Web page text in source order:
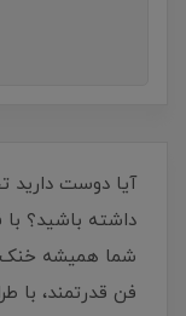
شما همیشه خنک
فن قدرتمند، با